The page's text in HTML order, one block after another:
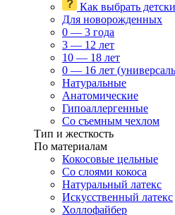
Как выбрать
Для новорожденных
0 — 3 года
3 — 12 лет
10 — 18 лет
0 — 16 лет
Натуральные
Анатомические
Гипоаллергенные
Со съемным чехлом
Тип и жесткость
По материалам
Кокосовые цельные
Со слоями кокоса
Натуральный латекс
Искусственный латекс
Холлофайбер